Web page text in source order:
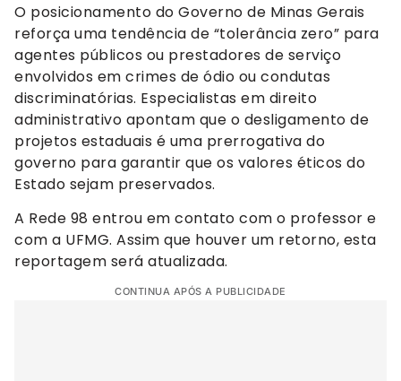
O posicionamento do Governo de Minas Gerais
reforça uma tendência de “tolerância zero” para
agentes públicos ou prestadores de serviço
envolvidos em crimes de ódio ou condutas
discriminatórias. Especialistas em direito
administrativo apontam que o desligamento de
projetos estaduais é uma prerrogativa do
governo para garantir que os valores éticos do
Estado sejam preservados.
A Rede 98 entrou em contato com o professor e
com a UFMG. Assim que houver um retorno, esta
reportagem será atualizada.
CONTINUA APÓS A PUBLICIDADE